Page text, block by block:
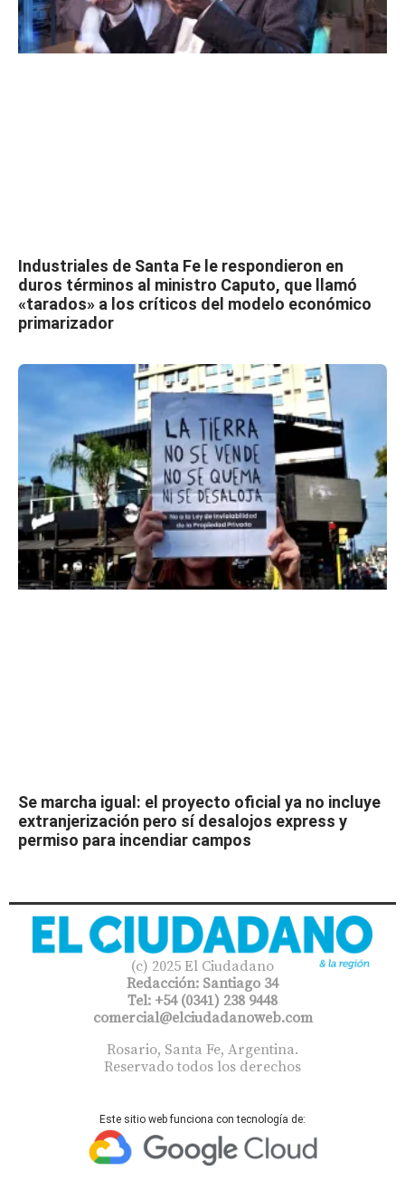
Industriales de Santa Fe le respondieron en
duros términos al ministro Caputo, que llamó
«tarados» a los críticos del modelo económico
primarizador
Se marcha igual: el proyecto oficial ya no incluye
extranjerización pero sí desalojos express y
permiso para incendiar campos
(c) 2025 El Ciudadano
Redacción: Santiago 34
Tel: +54 (0341) 238 9448
comercial@elciudadanoweb.com​
Rosario, Santa Fe, Argentina.
Reservado todos los derechos
Este sitio web funciona con tecnología de: